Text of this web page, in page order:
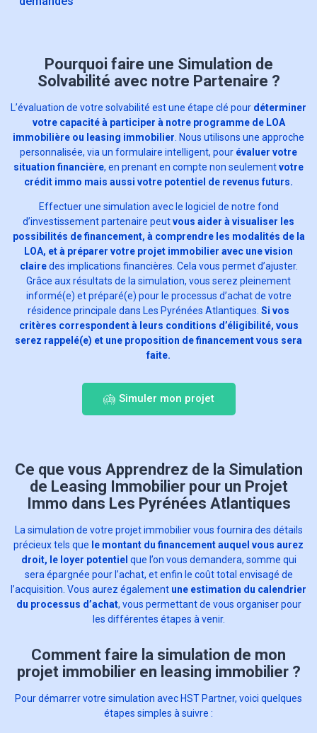
Pourquoi faire une Simulation de
Solvabilité avec notre Partenaire ?
L’évaluation de votre solvabilité est une étape clé pour déterminer
votre capacité à participer à notre programme de LOA
immobilière ou leasing immobilier . Nous utilisons une approche
personnalisée, via un formulaire intelligent, pour évaluer votre
situation financière, en prenant en compte non seulementvotre
crédit immo mais aussi votre potentiel de revenus futurs.
Effectuer une simulation avec le logiciel de notre fond
d’investissement partenaire peutvous aider à visualiser les
possibilités de financement, à comprendre les modalités de la
LOA, et à préparer votre projet immobilier avec une vision
clairedes implications financières. Cela vous permet d’ajuster.
Grâce aux résultats de la simulation, vous serez pleinement
informé(e) et préparé(e) pour le processus d’achat de votre
résidence principale dans Les Pyrénées Atlantiques. Si vos
critères correspondent à leurs conditions d’éligibilité, vous
serez rappelé(e) et une proposition de financement vous sera
faite.
Simuler mon projet
Ce que vous Apprendrez de la Simulation
de Leasing Immobilier pour un Projet
Immo dans Les Pyrénées Atlantiques
La simulation de votre projet immobilier vous fournira des détails
précieux tels que le montant du financement auquel vous aurez
droit, le loyer potentiel que l’on vous demandera, somme qui
sera épargnée pour l’achat, et enfin le coût total envisagé de
l’acquisition. Vous aurez également une estimation du calendrier
du processus d’achat, vous permettant de vous organiser pour
les différentes étapes à venir.
Comment faire la simulation de mon
projet immobilier en leasing immobilier ?
Pour démarrer votre simulation avec HST Partner, voici quelques
étapes simples à suivre :